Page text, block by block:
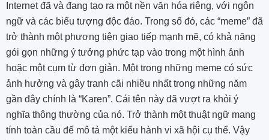
Internet đã và đang tạo ra một nền văn hóa riêng, với ngôn
ngữ và các biểu tượng độc đáo. Trong số đó, các “meme” đã
trở thành một phương tiện giao tiếp mạnh mẽ, có khả năng
gói gọn những ý tưởng phức tạp vào trong một hình ảnh
hoặc một cụm từ đơn giản. Một trong những meme có sức
ảnh hưởng và gây tranh cãi nhiều nhất trong những năm
gần đây chính là “Karen”. Cái tên này đã vượt ra khỏi ý
nghĩa thông thường của nó. Trở thành một thuật ngữ mang
tính toàn cầu để mô tả một kiểu hành vi xã hội cụ thể. Vậy